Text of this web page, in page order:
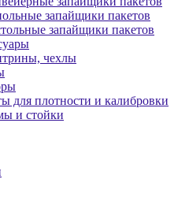
запайщики пакетов
запайщики пакетов
чехлы
для плотности и калибровки
и стойки